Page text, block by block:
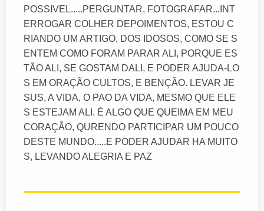
POSSIVEL.....PERGUNTAR, FOTOGRAFAR...INT
ERROGAR COLHER DEPOIMENTOS, ESTOU C
RIANDO UM ARTIGO, DOS IDOSOS, COMO SE S
ENTEM COMO FORAM PARAR ALI, PORQUE ES
TÃO ALI, SE GOSTAM DALI, E PODER AJUDA-LO
S EM ORAÇÃO CULTOS, E BENÇÃO. LEVAR JE
SUS, A VIDA, O PAO DA VIDA, MESMO QUE ELE
S ESTEJAM ALI. É ALGO QUE QUEIMA EM MEU
CORAÇÃO, QURENDO PARTICIPAR UM POUCO
DESTE MUNDO.....E PODER AJUDAR HA MUITO
S, LEVANDO ALEGRIA E PAZ